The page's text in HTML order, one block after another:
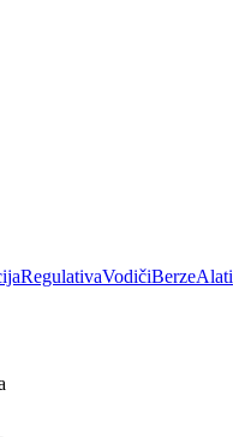
RegulativaVodičiBerzeAlati